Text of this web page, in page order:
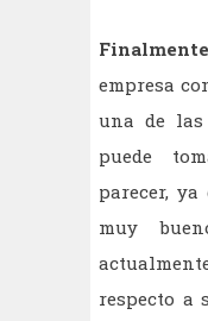
Finalmente
empresa
una de las
puede
parecer,
muy
respecto a